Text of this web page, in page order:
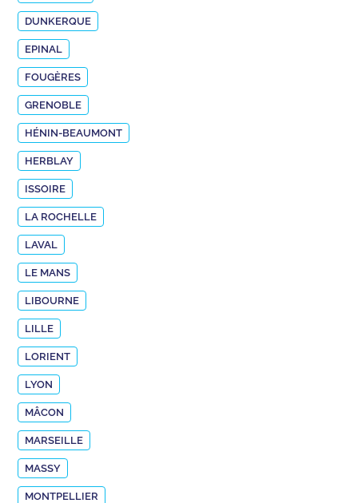
DUNKERQUE
EPINAL
FOUGÈRES
GRENOBLE
HÉNIN-BEAUMONT
HERBLAY
ISSOIRE
LA ROCHELLE
LAVAL
LE MANS
LIBOURNE
LILLE
LORIENT
LYON
MÂCON
MARSEILLE
MASSY
MONTPELLIER